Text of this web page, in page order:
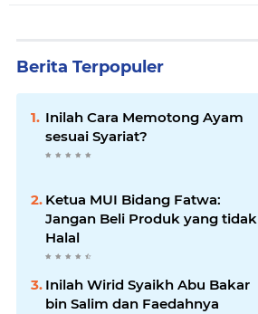
Berita Terpopuler
Inilah Cara Memotong Ayam
sesuai Syariat?
Ketua MUI Bidang Fatwa:
Jangan Beli Produk yang tidak
Halal
Inilah Wirid Syaikh Abu Bakar
bin Salim dan Faedahnya